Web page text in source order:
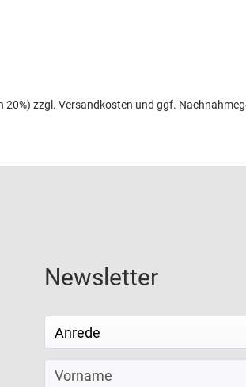
zzgl. Versandkosten und ggf.
Newsletter